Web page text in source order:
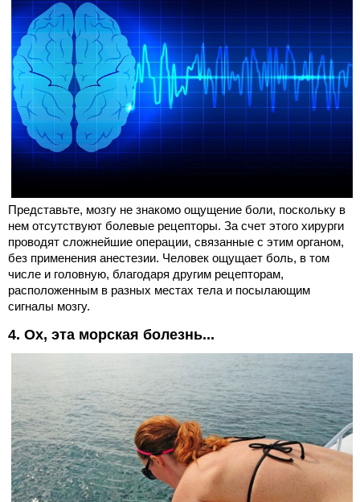
Представьте, мозгу не знакомо ощущение боли, поскольку в
нем отсутствуют болевые рецепторы. За счет этого хирурги
проводят сложнейшие операции, связанные с этим органом,
без применения анестезии. Человек ощущает боль, в том
числе и головную, благодаря другим рецепторам,
расположенным в разных местах тела и посылающим
сигналы мозгу.
4. Ох, эта морская болезнь...